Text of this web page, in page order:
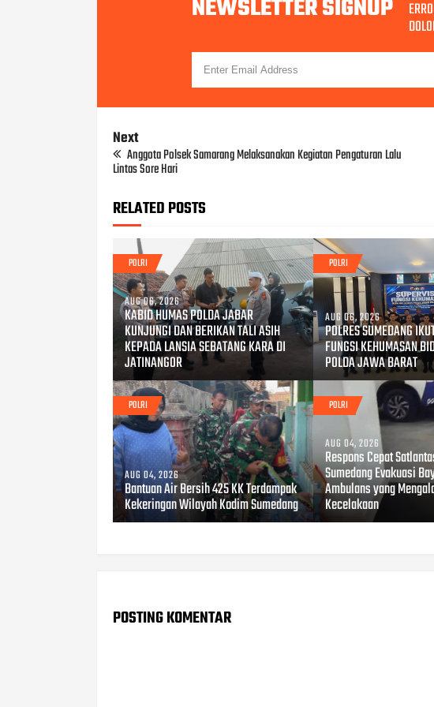
NEWSLETTER SIGNUP
Next
Anggota Polsek Samarang Melaksanakan Kegiatan Pengaturan Lalu
Lintas Sore Hari
RELATED POSTS
POLRI
AUG 06, 2026
KABID HUMAS POLDA JABAR
KUNJUNGI DAN BERIKAN TALI ASIH
KEPADA LANSIA SEBATANG KARA DI
JATINANGOR
POLRI
AUG 06, 2026
POLRES SUMEDANG
FUNGSI KEHUMASAN
POLDA JAWA BARAT
POLRI
AUG 04, 2026
Bantuan Air Bersih 425 KK Terdampak
Kekeringan Wilayah Kodim Sumedang
POLRI
AUG 04, 2026
Respons Cepat
Sumedang Evakuasi
Ambulans yang
Kecelakaan
POSTING KOMENTAR